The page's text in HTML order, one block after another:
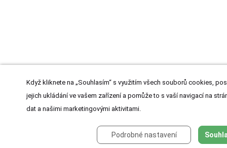
Když kliknete na „Souhlasím“ s využitím všech souborů cookies,
jejich ukládání ve vašem zařízení a pomůže to s vaší navigací na
dat a našimi marketingovými aktivitami.
Podrobné nastavení